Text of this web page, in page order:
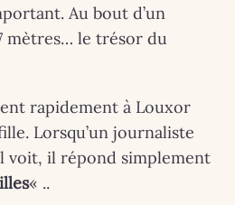
Au bout d’un
mètres… le trésor du
rapidement à Louxor
Lorsqu’un journaliste
voit, il répond simplement
« ..